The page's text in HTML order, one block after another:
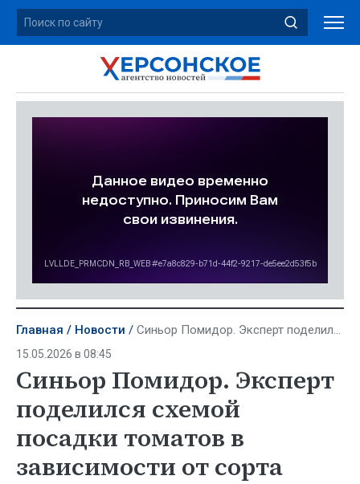
Главная Новости Синьор Помидор. Эксперт поделился схемой посадки томатов в зависимости от сорта
15.05.2026 в 08:45
Синьор Помидор. Эксперт
поделился схемой
посадки томатов в
зависимости от сорта